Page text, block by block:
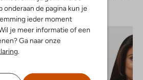
onderaan de pagina kun je
ieder moment
je meer informatie of een
Ga naar onze
.